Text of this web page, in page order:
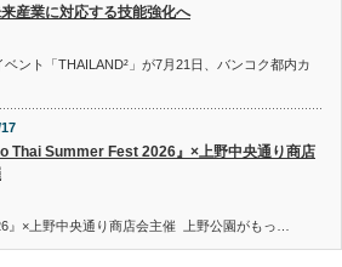
産業に対応する技能強化へ
ベント「THAILAND²」が7月21日、バンコク都内カ
Thai Summer Fest 2026』×上野中央通り商店
』×上野中央通り商店会主催 上野公園がもっ…